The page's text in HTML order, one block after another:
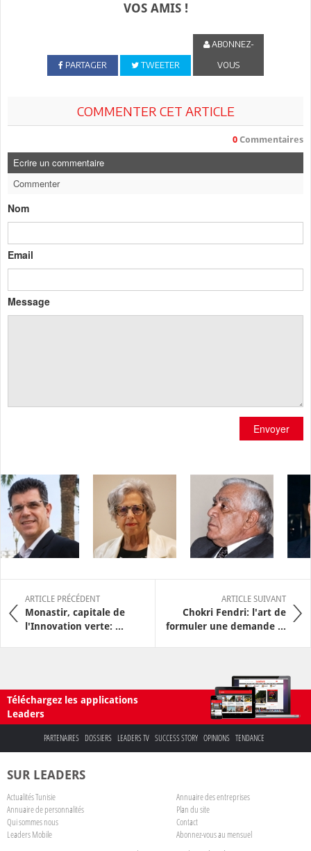
VOS AMIS !
PARTAGER TWEETER
ABONNEZ-
VOUS
COMMENTER CET ARTICLE
0 Commentaires
Ecrire un commentaire
Commenter
Nom
Email
Message
Envoyer
ARTICLE PRÉCÉDENT
Monastir, capitale de
l'Innovation verte: ...
ARTICLE SUIVANT
Chokri Fendri: l'art de
formuler une demande ...
Téléchargez les applications
Leaders
PARTENAIRES DOSSIERS LEADERS TV SUCCESS STORY OPINIONS TENDANCE
SUR LEADERS
Actualités Tunisie
Annuaire des entreprises
Annuaire de personnalités
Plan du site
Qui sommes nous
Contact
Leaders Mobile
Abonnez-vous au mensuel